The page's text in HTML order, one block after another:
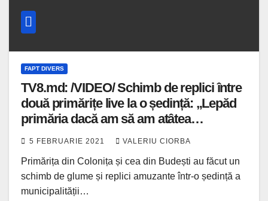
FAPT DIVERS
TV8.md: /VIDEO/ Schimb de replici între
două primărițe live la o ședință: „Lepăd
primăria dacă am să am atâtea
5 FEBRUARIE 2021 VALERIU CIORBA
Primărița din Colonița și cea din Budești au făcut un
schimb de glume și replici amuzante într-o ședință a
municipalității…